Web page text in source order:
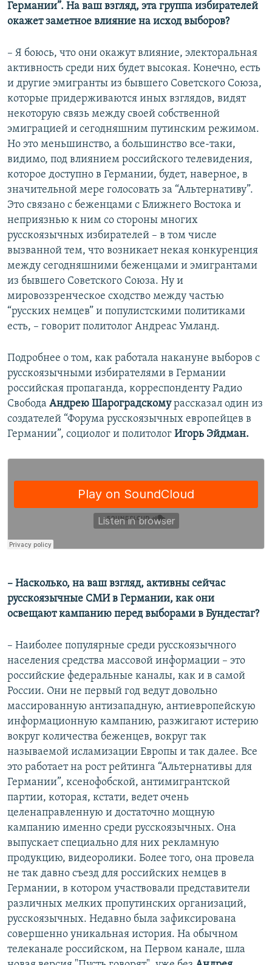
Германии”. На ваш взгляд, эта группа избирателей
окажет заметное влияние на исход выборов?
– Я боюсь, что они окажут влияние, электоральная
активность среди них будет высокая. Конечно, есть
и другие эмигранты из бывшего Советского Союза,
которые придерживаются иных взглядов, видят
некоторую связь между своей собственной
эмиграцией и сегодняшним путинским режимом.
Но это меньшинство, а большинство все-таки,
видимо, под влиянием российского телевидения,
которое доступно в Германии, будет, наверное, в
значительной мере голосовать за “Альтернативу”.
Это связано с беженцами с Ближнего Востока и
неприязнью к ним со стороны многих
русскоязычных избирателей – в том числе
вызванной тем, что возникает некая конкуренция
между сегодняшними беженцами и эмигрантами
из бывшего Советского Союза. Ну и
мировоззренческое сходство между частью
“русских немцев” и популистскими политиками
есть, – говорит политолог Андреас Умланд.
Подробнее о том, как работала накануне выборов с
русскоязычными избирателями в Германии
российская пропаганда, корреспонденту Радио
Свобода Андрею Шароградскомурассказал один из
создателей “Форума русскоязычных европейцев в
Германии”, социолог и политолог Игорь Эйдман.
– Насколько, на ваш взгляд, активны сейчас
русскоязычные СМИ в Германии, как они
освещают кампанию перед выборами в Бундестаг?
– Наиболее популярные среди русскоязычного
населения средства массовой информации – это
российские федеральные каналы, как и в самой
России. Они не первый год ведут довольно
массированную антизападную, антиевропейскую
информационную кампанию, разжигают истерию
вокруг количества беженцев, вокруг так
называемой исламизации Европы и так далее. Все
это работает на рост рейтинга “Альтернативы для
Германии”, ксенофобской, антимигрантской
партии, которая, кстати, ведет очень
целенаправленную и достаточно мощную
кампанию именно среди русскоязычных. Она
выпускает специально для них рекламную
продукцию, видеоролики. Более того, она провела
не так давно съезд для российских немцев в
Германии, в котором участвовали представители
различных мелких пропутинских организаций,
русскоязычных. Недавно была зафиксирована
совершенно уникальная история. На обычном
телеканале российском, на Первом канале, шла